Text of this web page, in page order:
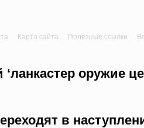
Карта сайта Полезные ссылки
оружие
в